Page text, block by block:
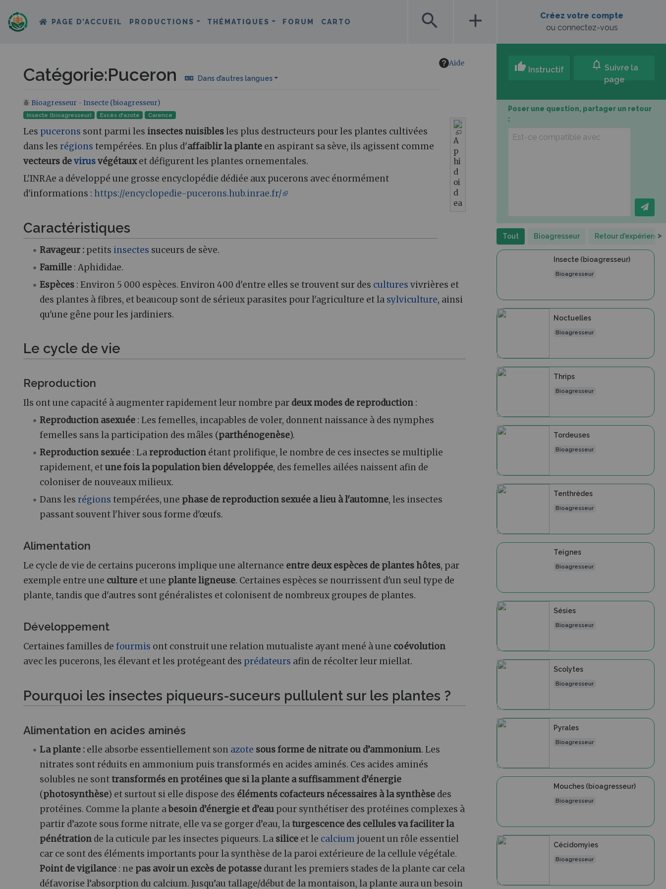
PAGE D’ACCUEIL PRODUCTIONS THÉMATIQUES FORUM CARTO search add
Créez votre compte
ou connectez-vous
Aide
Catégorie:Puceron Dans d’autres langues
Aller à :navigation,rechercher
Bioagresseur - Insecte (bioagresseur)
A
p
hi
d
oi
d
ea
Insecte (bioagresseur) Excès d'azote Carence
Les pucerons sont parmi les insectes nuisiblesles plus destructeurs pour les plantes cultivées
dans les régions tempérées. En plus d'affaiblir la plante en aspirant sa sève, ils agissent comme
vecteurs devirusvégétauxet défigurent les plantes ornementales.
L'INRAe a développé une grosse encyclopédie dédiée aux pucerons avec énormément
d'informations : https://encyclopedie-pucerons.hub.inrae.fr/
Caractéristiques
Ravageur : petits insectes suceurs de sève.
Famille : Aphididae.
Espèces : Environ 5 000 espèces. Environ 400 d'entre elles se trouvent sur des cultures vivrières et
des plantes à fibres, et beaucoup sont de sérieux parasites pour l'agriculture et la sylviculture, ainsi
qu'une gêne pour les jardiniers.
Le cycle de vie
Reproduction
Ils ont une capacité à augmenter rapidement leur nombre par deux modes de reproduction :
Reproduction asexuée : Les femelles, incapables de voler, donnent naissance à des nymphes
femelles sans la participation des mâles (parthénogenèse).
Reproduction sexuée : Lareproduction étant prolifique, le nombre de ces insectes se multiplie
rapidement, etune fois la population bien développée, des femelles ailées naissent afin de
coloniser de nouveaux milieux.
Dans lesrégions tempérées, une phase de reproduction sexuée a lieu à l'automne, les insectes
passant souvent l'hiver sous forme d'œufs.
Alimentation
Le cycle de vie de certains pucerons implique une alternance entre deux espèces de plantes hôtes, par
exemple entre une culture et une plante ligneuse. Certaines espèces se nourrissent d'un seul type de
plante, tandis que d'autres sont généralistes et colonisent de nombreux groupes de plantes.
Développement
Certaines familles de fourmis ont construit une relation mutualiste ayant mené à une coévolution
avec les pucerons, les élevant et les protégeant des prédateurs afin de récolter leur miellat.
Pourquoi les insectes piqueurs-suceurs pullulent sur les plantes ?
Alimentation en acides aminés
La plante : elle absorbe essentiellement son azote sous forme de nitrate ou d’ammonium. Les
nitrates sont réduits en ammonium puis transformés en acides aminés. Ces acides aminés
solubles ne sont transformés en protéines que si la plante a suffisamment d’énergie
(photosynthèse) et surtout si elle dispose des éléments cofacteurs nécessaires à la synthèse des
protéines. Comme la plante abesoin d’énergie et d’eau pour synthétiser des protéines complexes à
partir d’azote sous forme nitrate, elle va se gorger d’eau, la turgescence des cellules va faciliter la
pénétration de la cuticule par les insectes piqueurs. La silice et le calcium jouent un rôle essentiel
car ce sont des éléments importants pour la synthèse de la paroi extérieure de la cellule végétale.
Point de vigilance : ne pas avoir un excès de potasse durant les premiers stades de la plante car cela
défavorise l’absorption du calcium. Jusqu’au tallage/début de la montaison, la plante aura un besoin
thumb_up Instructif notifications Suivre la
page
Poser une question, partager un retour
:
Tout Bioagresseur Retour d'expérience
>
Insecte (bioagresseur)
Bioagresseur
Noctuelles
Bioagresseur
Thrips
Bioagresseur
Tordeuses
Bioagresseur
Tenthrèdes
Bioagresseur
Teignes
Bioagresseur
Sésies
Bioagresseur
Scolytes
Bioagresseur
Pyrales
Bioagresseur
Mouches (bioagresseur)
Bioagresseur
Cécidomyies
Bioagresseur